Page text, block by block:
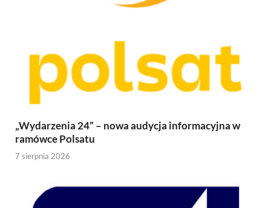
„Wydarzenia 24” – nowa audycja informacyjna w
ramówce Polsatu
7 sierpnia 2026